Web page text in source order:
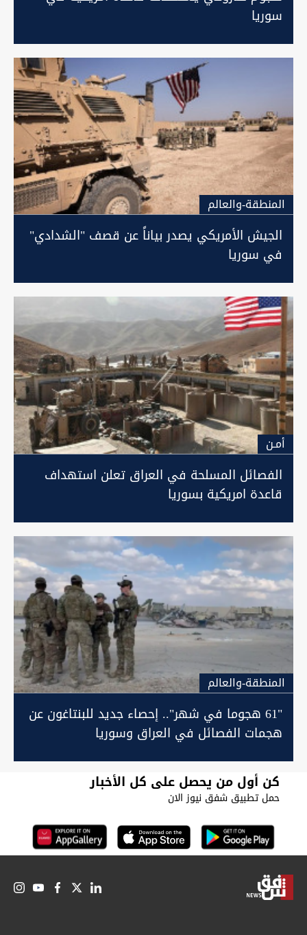
سوريا
المنطقة-والعالم
الجيش الأمريكي يصدر بياناً عن قصف "الشدادي"
في سوريا
أمـن
الفصائل المسلحة في العراق تعلن استهداف
قاعدة امريكية بسوريا
المنطقة-والعالم
"61 هجوما في شهر".. إحصاء جديد للبنتاغون عن
هجمات الفصائل في العراق وسوريا
كن أول من يحصل على كل الأخبار
حمل تطبيق شفق نيوز الان